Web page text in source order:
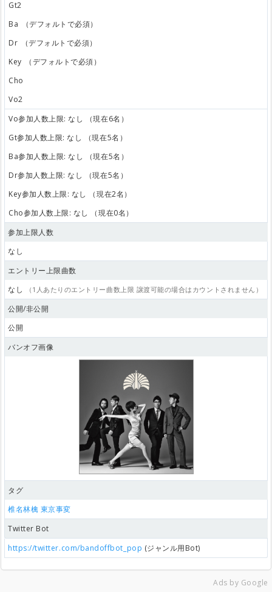
Gt2
Ba
（デフォルトで必須）
Dr
（デフォルトで必須）
Key
（デフォルトで必須）
Cho
Vo2
Vo参加人数上限: なし （現在6名）
Gt参加人数上限: なし （現在5名）
Ba参加人数上限: なし （現在5名）
Dr参加人数上限: なし （現在5名）
Key参加人数上限: なし （現在2名）
Cho参加人数上限: なし （現在0名）
参加上限人数
なし
エントリー上限曲数
なし
（1人あたりのエントリー曲数上限 譲渡可能の場合はカウントされません）
公開/非公開
公開
バンオフ画像
タグ
椎名林檎 東京事変
Twitter Bot
https://twitter.com/bandoffbot_pop (ジャンル用Bot)
Ads by Google